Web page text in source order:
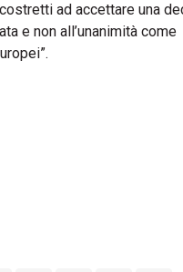
ad accettare una
e non all’unanimità come